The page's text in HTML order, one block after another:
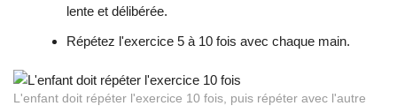
lente et délibérée.
Répétez l'exercice 5 à 10 fois avec chaque main.
L'enfant doit répéter l'exercice 10 fois, puis répéter avec l'autre